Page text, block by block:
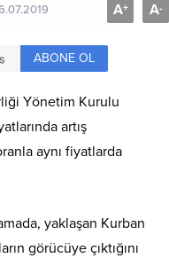
A+ A-
ABONE OL
Yönetim Kurulu
artış
aynı fiyatlarda
yaklaşan Kurban
görücüye çıktığını